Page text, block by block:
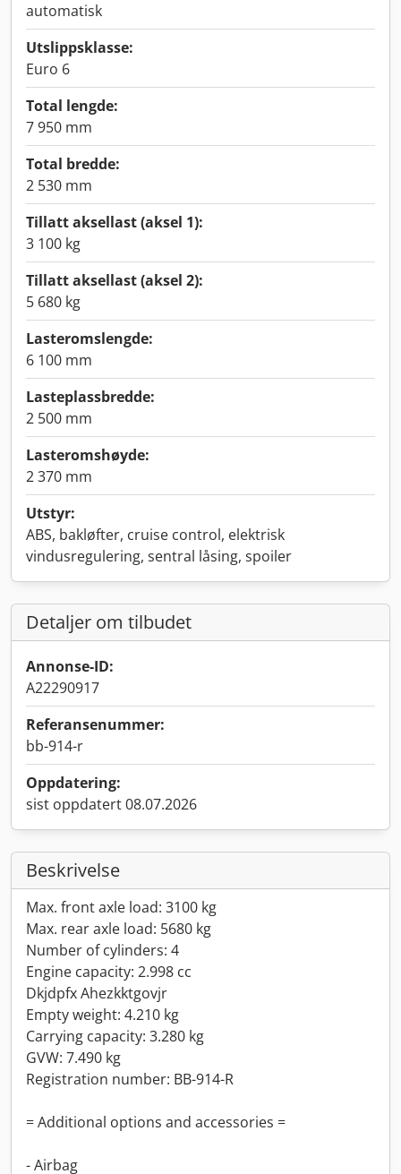
automatisk
Utslippsklasse:
Euro 6
Total lengde:
7 950 mm
Total bredde:
2 530 mm
Tillatt aksellast (aksel 1):
3 100 kg
Tillatt aksellast (aksel 2):
5 680 kg
Lasteromslengde:
6 100 mm
Lasteplassbredde:
2 500 mm
Lasteromshøyde:
2 370 mm
Utstyr:
ABS, bakløfter, cruise control, elektrisk
vindusregulering, sentral låsing, spoiler
Detaljer om tilbudet
Annonse-ID:
A22290917
Referansenummer:
bb-914-r
Oppdatering:
sist oppdatert 08.07.2026
Beskrivelse
Max. front axle load: 3100 kg
Max. rear axle load: 5680 kg
Number of cylinders: 4
Engine capacity: 2.998 cc
Dkjdpfx Ahezkktgovjr
Empty weight: 4.210 kg
Carrying capacity: 3.280 kg
GVW: 7.490 kg
Registration number: BB-914-R
= Additional options and accessories =
- Airbag